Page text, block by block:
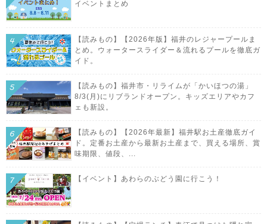
イベントまとめ
【読みもの】【2026年版】福井のレジャープールま
とめ。ウォータースライダー＆流れるプールを徹底ガ
イド。
【読みもの】福井市・リライムが「かいほつの湯」
8/3(月)にリブランドオープン。キッズエリアやカフ
ェも新設。
【読みもの】【2026年最新】福井駅お土産徹底ガイ
ド。定番お土産から最新お土産まで、買える場所、賞
味期限、値段、...
【イベント】あわらのぶどう園に行こう！